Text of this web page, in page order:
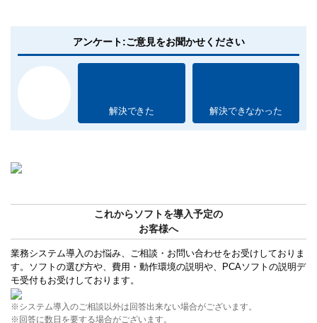
アンケート:ご意見をお聞かせください
解決できた 解決できなかった
これからソフトを導入予定の
お客様へ
業務システム導入のお悩み、ご相談・お問い合わせをお受けしておりま
す。ソフトの選び方や、費用・動作環境の説明や、PCAソフトの説明デ
モ受付もお受けしております。
※システム導入のご相談以外は回答出来ない場合がございます。
※回答に数日を要する場合がございます。